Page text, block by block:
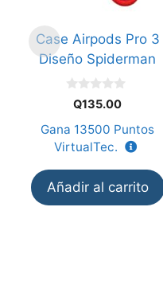
Case Airpods Pro 3
Diseño Spiderman
5
Q135.00
Gana 13500 Puntos
VirtualTec.
Añadir al carrito